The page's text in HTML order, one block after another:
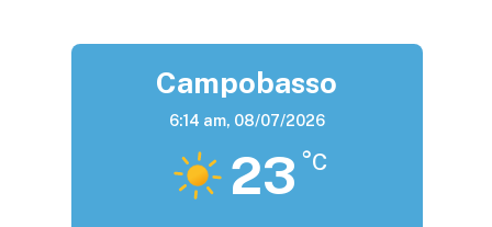
Campobasso
6:14 am, 08/07/2026
23 °C